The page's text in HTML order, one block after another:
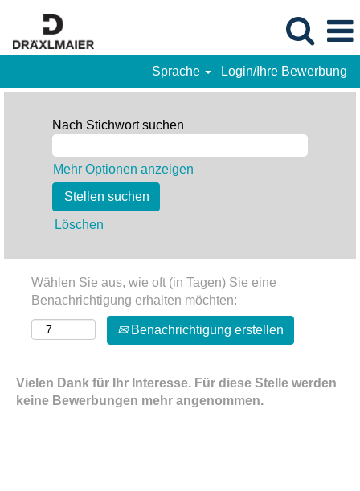
Sprache Login/Ihre Bewerbung
Nach Stichwort suchen
Mehr Optionen anzeigen
Löschen
Wählen Sie aus, wie oft (in Tagen) Sie eine
Benachrichtigung erhalten möchten:
Benachrichtigung erstellen
Vielen Dank für Ihr Interesse. Für diese Stelle werden
keine Bewerbungen mehr angenommen.